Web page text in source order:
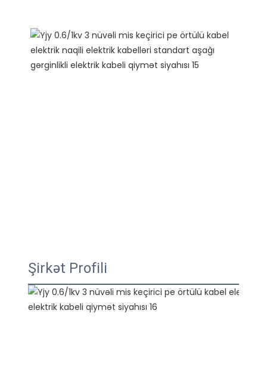
Şirkət Profili